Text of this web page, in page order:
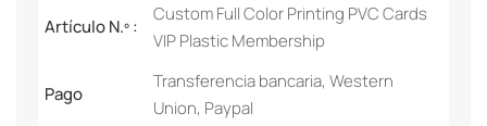
Artículo N.º :
Custom Full Color Printing PVC Cards
VIP Plastic Membership
Pago
Transferencia bancaria, Western
Union, Paypal